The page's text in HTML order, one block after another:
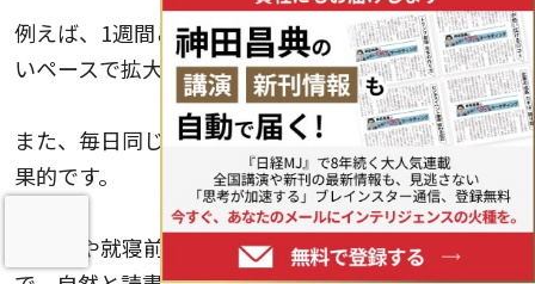
例えば、1週間ごとに5分ずつ増やすなど、無理のな
いペースで拡大していくと良いでしょう。
また、毎日同じ時間に読書する習慣をつけるのも効
果的です。
朝食後や就寝前など、生活リズムに組み込むこと